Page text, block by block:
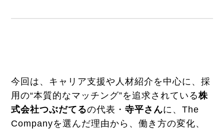
今回は、キャリア支援や人材紹介を中心に、採
用の“本質的なマッチング”を追求されている株
式会社つぶだてるの代表・寺平さんに、The
Companyを選んだ理由から、働き方の変化、